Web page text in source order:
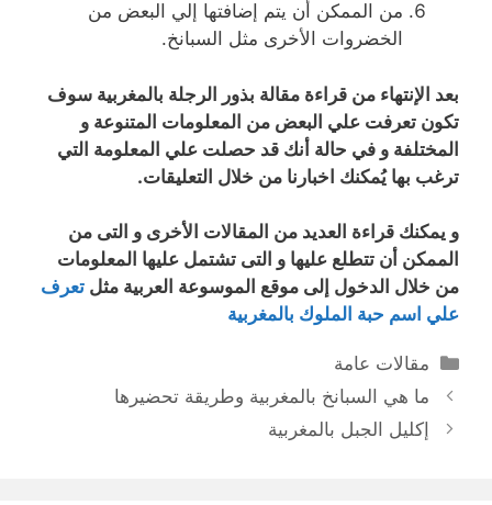
من الممكن أن يتم إضافتها إلي البعض من
الخضروات الأخرى مثل السبانخ.
بعد الإنتهاء من قراءة مقالة بذور الرجلة بالمغربية سوف
تكون تعرفت علي البعض من المعلومات المتنوعة و
المختلفة و في حالة أنك قد حصلت علي المعلومة التي
ترغب بها يُمكنك اخبارنا من خلال التعليقات.
و يمكنك قراءة العديد من المقالات الأخرى و التى من
الممكن أن تتطلع عليها و التى تشتمل عليها المعلومات
من خلال الدخول إلى موقع الموسوعة العربية مثل تعرف
علي اسم حبة الملوك بالمغربية
التصنيفات
مقالات عامة
ما هي السبانخ بالمغربية وطريقة تحضيرها
إكليل الجبل بالمغربية